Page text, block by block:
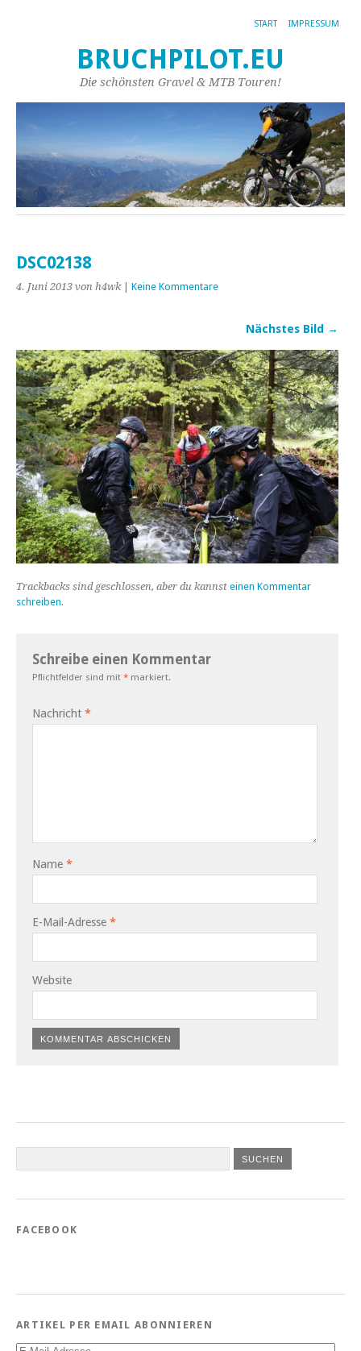
START IMPRESSUM
BRUCHPILOT.EU
Die schönsten Gravel & MTB Touren!
DSC02138
4. Juni 2013 von h4wk| Keine Kommentare
Nächstes Bild →
Trackbacks sind geschlossen, aber du kannst einen Kommentar
schreiben.
Schreibe einen Kommentar
Pflichtfelder sind mit * markiert.
Nachricht *
Name *
E-Mail-Adresse *
Website
FACEBOOK
ARTIKEL PER EMAIL ABONNIEREN
E-